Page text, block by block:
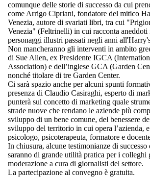
comunque delle storie di successo da cui
come Arrigo Cipriani, fondatore del mitico
Venezia, autore di svariati libri, tra cui
Venezia" (Feltrinelli) in cui racconta aneddoti
personaggi illustri passati negli anni
Non mancheranno gli interventi in ambito
di Sue Allen, ex Presidente IGCA
Association) e dell’inglese GCA (Garden
nonché titolare di tre Garden Center.
Ci sarà spazio anche per alcuni spunti
presenza di Claudio Casiraghi, esperto di
punterà sul concetto di marketing quale
strade nuove che rendano le aziende più
sviluppo di un bene comune, del benessere
sviluppo del territorio in cui opera l’azienda,
psicologo, psicoterapeuta, formatore e
In chiusura, alcune testimonianze di
saranno di grande utilità pratica per i colleghi
moderazione a cura di giornalisti del settore.
La partecipazione al convegno è gratuita.